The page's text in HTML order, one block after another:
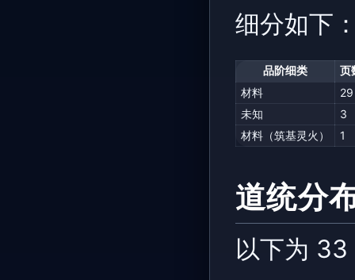
细分如下
品阶细类 页
材料
29
未知
3
材料（筑基灵火）
1
道统分
以下为 33